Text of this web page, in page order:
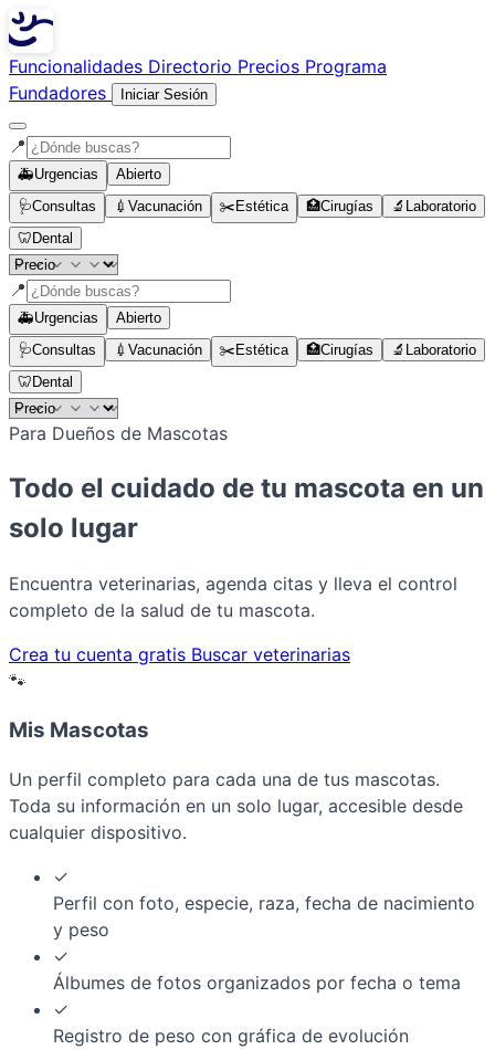
Funcionalidades Directorio Precios Programa
Fundadores
Iniciar Sesión
📍
🚑Urgencias
Abierto
🩺Consultas 💉 Vacunación ✂️ Estética 🏥Cirugías 🔬 Laboratorio
🦷 Dental
📍
🚑Urgencias
Abierto
🩺Consultas 💉 Vacunación ✂️ Estética 🏥Cirugías 🔬 Laboratorio
🦷 Dental
Para Dueños de Mascotas
Todo el cuidado de tu mascota en un
solo lugar
Encuentra veterinarias, agenda citas y lleva el control
completo de la salud de tu mascota.
Crea tu cuenta gratis Buscar veterinarias
🐾
Mis Mascotas
Un perfil completo para cada una de tus mascotas.
Toda su información en un solo lugar, accesible desde
cualquier dispositivo.
✓
Perfil con foto, especie, raza, fecha de nacimiento
y peso
✓
Álbumes de fotos organizados por fecha o tema
✓
Registro de peso con gráfica de evolución